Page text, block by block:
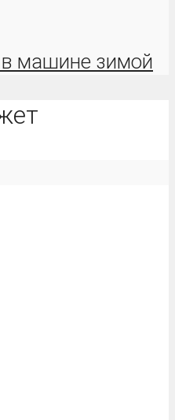
в машине зимой